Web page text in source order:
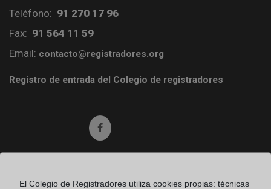
Teléfono: 91 270 17 96
Fax: 91 564 11 59
Email: contacto@registradores.org
Registro de entrada del Colegio de registradores
Ir a facebook (abre en ventana nueva)
El Colegio de Registradores utiliza cookies propias: técnicas